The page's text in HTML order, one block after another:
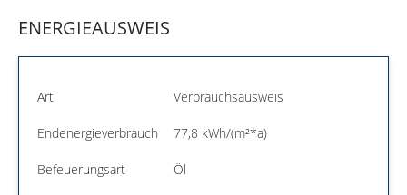
ENERGIEAUSWEIS
Art Verbrauchsausweis
Endenergieverbrauch 77,8 kWh/(m²*a)
Befeuerungsart Öl